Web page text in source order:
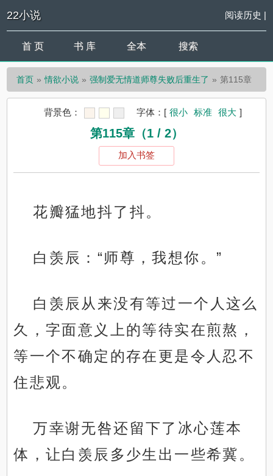
22小说 阅读历史 |
首 页 书 库 全本 搜索
首页 情欲小说 强制爱无情道师尊失败后重生了 第115章
背景色： 字体： [ 很小 标准 很大 ]
第115章（1 / 2）
加入书签
花瓣猛地抖了抖。
白羡辰：“师尊，我想你。”
白羡辰从来没有等过一个人这么
久，字面意义上的等待实在煎熬，
等一个不确定的存在更是令人忍不
住悲观。
万幸谢无咎还留下了冰心莲本
体，让白羡辰多少生出一些希冀。